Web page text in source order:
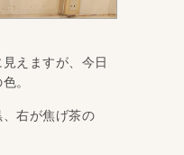
えますが、今日
。
右が焦げ茶の